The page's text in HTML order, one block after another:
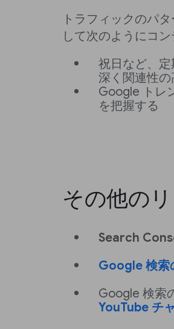
トラフィックのパ
して次のようにコ
祝日など、
深く関連性
Google トレ
を把握する
その他の
Search
Google 検索
Google 検索
YouTube チ